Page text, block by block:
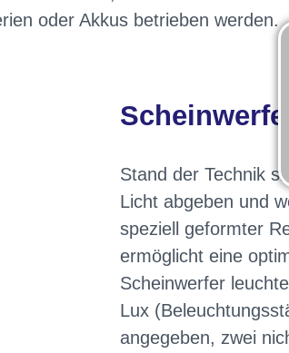
oder Akkus betrieben werden.
Stand der Technik
Licht abgeben und
speziell geformter
ermöglicht eine
Scheinwerfer
Lux
angegeben, zwei